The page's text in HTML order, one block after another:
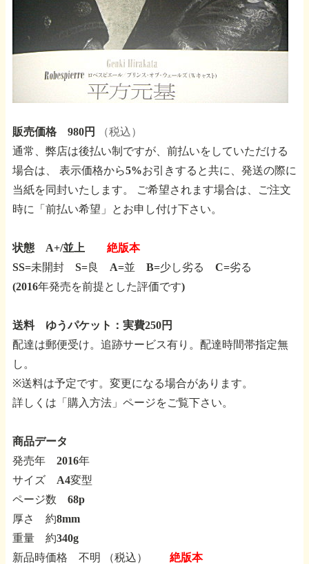
販売価格 980円
（税込）
通常、弊店は後払い制ですが、前払いをしていただける
場合は、
表示価格から5%お引きすると共に、発送の際に
当紙を同封いたします。
ご希望されます場合は、ご注文
時に「前払い希望」とお申し付け下さい。
状態 A+/並上
絶版本
SS=未開封 S=良 A=並 B=少し劣る C=劣る
(2016年発売を前提とした評価です)
送料 ゆうパケット：実費250円
配達は郵便受け。追跡サービス有り。配達時間帯指定無
し。
※送料は予定です。変更になる場合があります。
詳しくは「購入方法」ページをご覧下さい。
商品データ
発売年 2016年
サイズ A4変型
ページ数 68p
厚さ 約8mm
重量 約340g
新品時価格 不明 （税込） 絶版本